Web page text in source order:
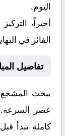
اليوم.
أخيراً،
الفائز في
تفاصيل
يبحث المشجع
عصر
كاملة تبدأ